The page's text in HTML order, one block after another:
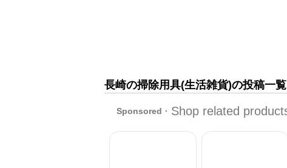
長崎の掃除用具(生活雑貨)の投稿一覧